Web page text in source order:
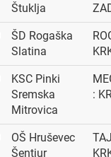
Štuklja
ŠD Rogaška
Slatina
KSC Pinki
Sremska
Mitrovica
:
OŠ Hruševec
Šentjur